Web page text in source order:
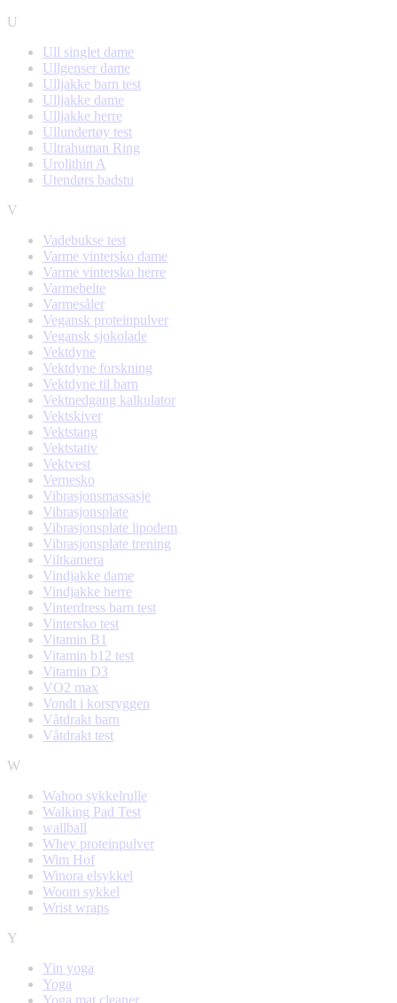
U
Ull singlet dame
Ullgenser dame
Ulljakke barn test
Ulljakke dame
Ulljakke herre
Ullundertøy test
Ultrahuman Ring
Urolithin A
Utendørs badstu
V
Vadebukse test
Varme vintersko dame
Varme vintersko herre
Varmebelte
Varmesåler
Vegansk proteinpulver
Vegansk sjokolade
Vektdyne
Vektdyne forskning
Vektdyne til barn
Vektnedgang kalkulator
Vektskiver
Vektstang
Vektstativ
Vektvest
Vernesko
Vibrasjonsmassasje
Vibrasjonsplate
Vibrasjonsplate lipodem
Vibrasjonsplate trening
Viltkamera
Vindjakke dame
Vindjakke herre
Vinterdress barn test
Vintersko test
Vitamin B1
Vitamin b12 test
Vitamin D3
VO2 max
Vondt i korsryggen
Våtdrakt barn
Våtdrakt test
W
Wahoo sykkelrulle
Walking Pad Test
wallball
Whey proteinpulver
Wim Hof
Winora elsykkel
Woom sykkel
Wrist wraps
Y
Yin yoga
Yoga
Yoga mat cleaner